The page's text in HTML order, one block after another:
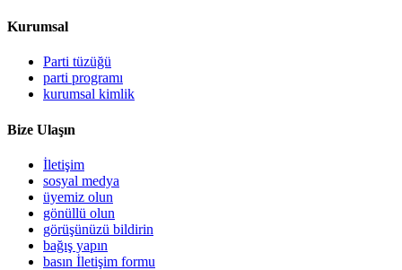
Kurumsal
Parti tüzüğü
parti programı
kurumsal kimlik
Bize Ulaşın
İletişim
sosyal medya
üyemiz olun
gönüllü olun
görüşünüzü bildirin
bağış yapın
basın İletişim formu